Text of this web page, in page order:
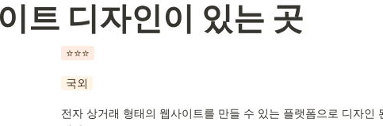
트 디자인이 있는 곳
⭐️⭐️⭐️
국외
전자 상거래 형태의 웹사이트를 만들 수 있는 플랫폼으로 디자인